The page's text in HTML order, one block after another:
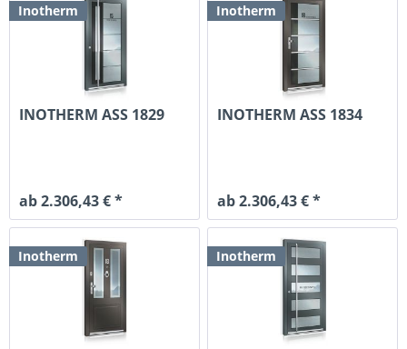
Inotherm
INOTHERM ASS 1829
ab 2.306,43 € *
Inotherm
INOTHERM ASS 1834
ab 2.306,43 € *
Inotherm Inotherm